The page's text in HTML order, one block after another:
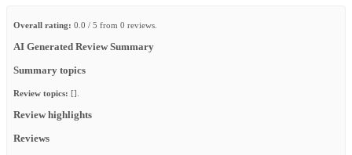
Overall rating: 0.0 / 5 from 0 reviews.
AI Generated Review Summary
Summary topics
Review topics: [].
Review highlights
Reviews